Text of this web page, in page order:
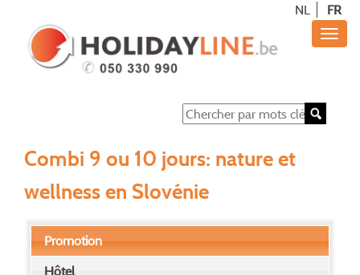
NL FR
Combi 9 ou 10 jours: nature et
wellness en Slovénie
Promotion
Hôtel